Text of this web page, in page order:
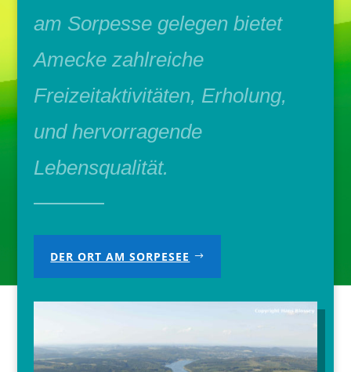
am Sorpesse gelegen bietet
Amecke zahlreiche
Freizeitaktivitäten, Erholung,
und hervorragende
Lebensqualität.
DER ORT AM SORPESEE